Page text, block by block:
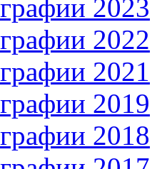
2023
2022
2021
2019
2018